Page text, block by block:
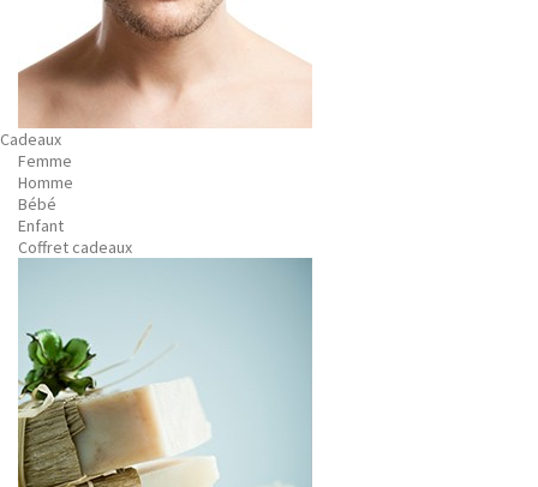
Cadeaux
Femme
Homme
Bébé
Enfant
Coffret cadeaux